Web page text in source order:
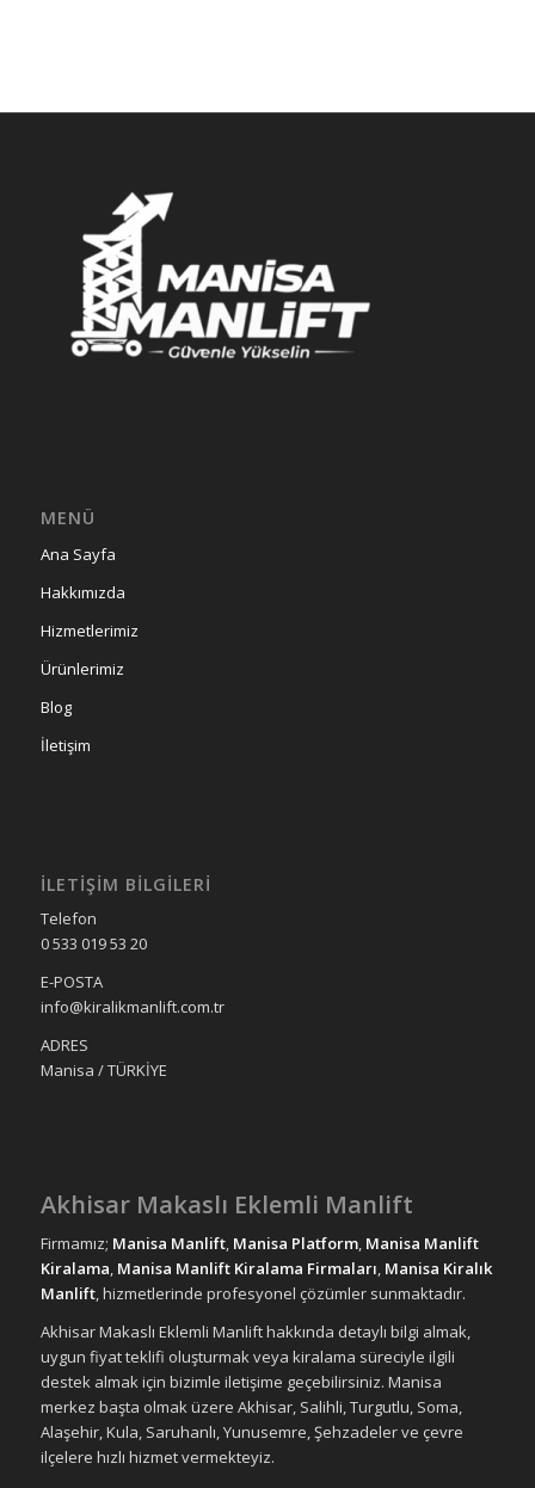
MENÜ
Ana Sayfa
Hakkımızda
Hizmetlerimiz
Ürünlerimiz
Blog
İletişim
İLETIŞIM BILGILERI
Telefon
0 533 019 53 20
E-POSTA
info@kiralikmanlift.com.tr
ADRES
Manisa / TÜRKİYE
Akhisar Makaslı Eklemli Manlift
Firmamız; Manisa Manlift, Manisa Platform, Manisa Manlift
Kiralama, Manisa Manlift Kiralama Firmaları, Manisa Kiralık
Manlift, hizmetlerinde profesyonel çözümler sunmaktadır.
Akhisar Makaslı Eklemli Manlift hakkında detaylı bilgi almak,
uygun fiyat teklifi oluşturmak veya kiralama süreciyle ilgili
destek almak için bizimle iletişime geçebilirsiniz. Manisa
merkez başta olmak üzere Akhisar, Salihli, Turgutlu, Soma,
Alaşehir, Kula, Saruhanlı, Yunusemre, Şehzadeler ve çevre
ilçelere hızlı hizmet vermekteyiz.